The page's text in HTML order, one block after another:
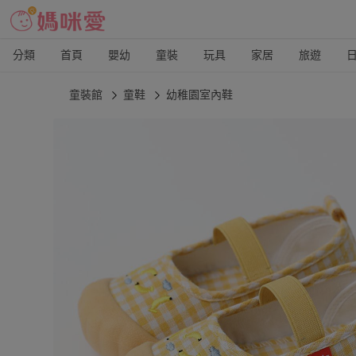
分類 首頁 嬰幼 童裝 玩具 家居 旅遊
童裝館 童鞋 幼稚園室內鞋